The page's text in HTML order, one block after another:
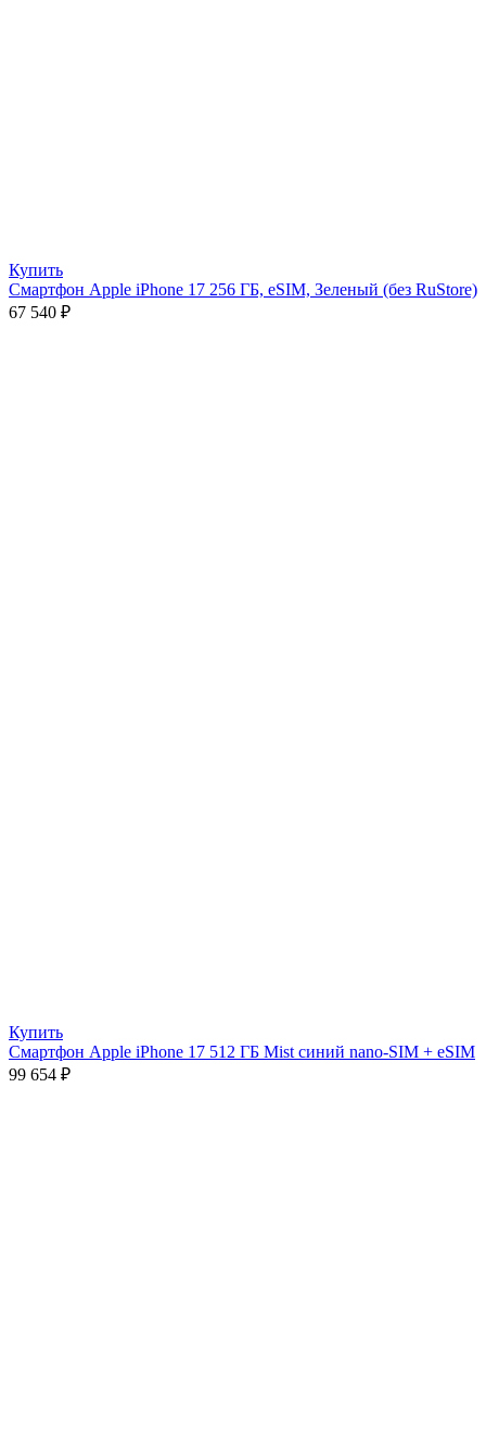
Купить
Смартфон Apple iPhone 17 256 ГБ, eSIM, Зеленый (без RuStore)
67 540 ₽
Купить
Смартфон Apple iPhone 17 512 ГБ Mist синий nano-SIM + eSIM
99 654 ₽